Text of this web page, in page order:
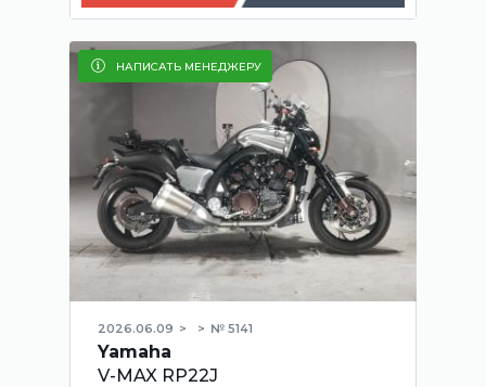
НАПИСАТЬ МЕНЕДЖЕРУ
2026.06.09 № 5141
Yamaha
V-MAX RP22J